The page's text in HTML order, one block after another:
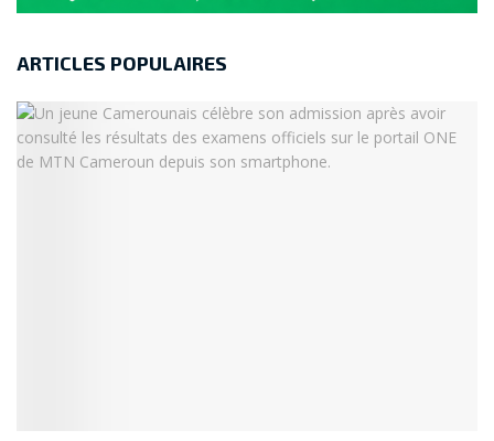
ARTICLES POPULAIRES